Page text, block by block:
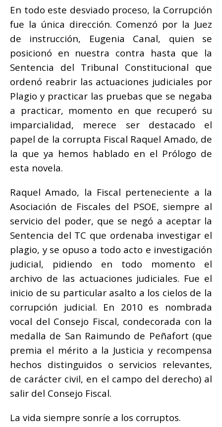
En todo este desviado proceso, la Corrupción
fue la única dirección. Comenzó por la Juez
de instrucción, Eugenia Canal, quien se
posicionó en nuestra contra hasta que la
Sentencia del Tribunal Constitucional que
ordenó reabrir las actuaciones judiciales por
Plagio y practicar las pruebas que se negaba
a practicar, momento en que recuperó su
imparcialidad, merece ser destacado el
papel de la corrupta Fiscal Raquel Amado, de
la que ya hemos hablado en el Prólogo de
esta novela.
Raquel Amado, la Fiscal perteneciente a la
Asociación de Fiscales del PSOE, siempre al
servicio del poder, que se negó a aceptar la
Sentencia del TC que ordenaba investigar el
plagio, y se opuso a todo acto e investigación
judicial, pidiendo en todo momento el
archivo de las actuaciones judiciales. Fue el
inicio de su particular asalto a los cielos de la
corrupción judicial. En 2010 es nombrada
vocal del Consejo Fiscal, condecorada con la
medalla de San Raimundo de Peñafort (que
premia el mérito a la Justicia y recompensa
hechos distinguidos o servicios relevantes,
de carácter civil, en el campo del derecho) al
salir del Consejo Fiscal.
La vida siempre sonríe a los corruptos.